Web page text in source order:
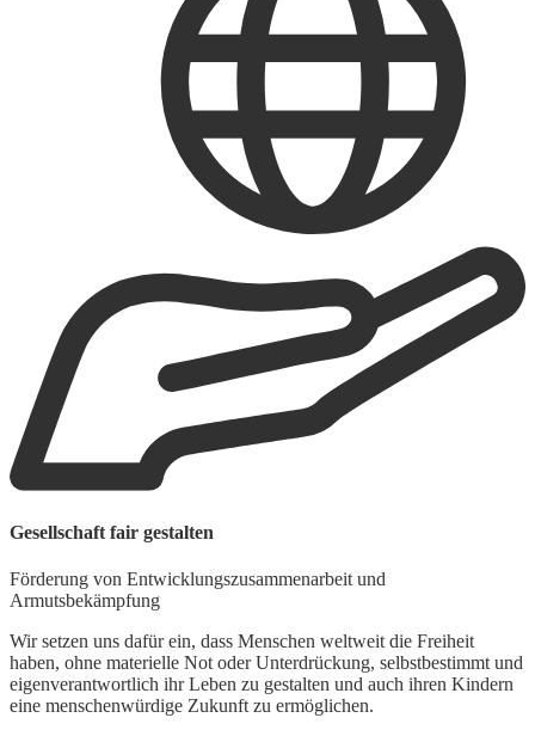
Gesellschaft fair gestalten
Förderung von Entwicklungszusammenarbeit und
Armutsbekämpfung
Wir setzen uns dafür ein, dass Menschen weltweit die Freiheit
haben, ohne materielle Not oder Unterdrückung, selbstbestimmt und
eigenverantwortlich ihr Leben zu gestalten und auch ihren Kindern
eine menschenwürdige Zukunft zu ermöglichen.